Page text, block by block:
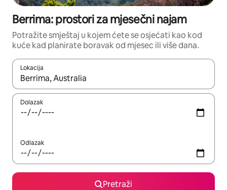
Berrima: prostori za mjesečni najam
Potražite smještaj u kojem ćete se osjećati kao kod
kuće kad planirate boravak od mjesec ili više dana.
Lokacija
Kada budu dostupni rezultati, moći ćete ih pregledati
Dolazak
Odlazak
Pretraži